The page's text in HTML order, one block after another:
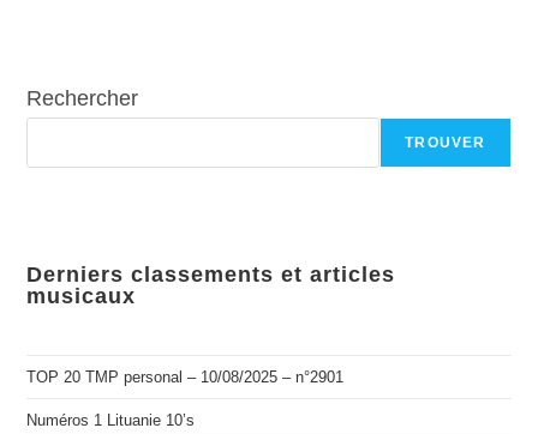
Rechercher
TROUVER
Derniers classements et articles
musicaux
TOP 20 TMP personal – 10/08/2025 – n°2901
Numéros 1 Lituanie 10’s